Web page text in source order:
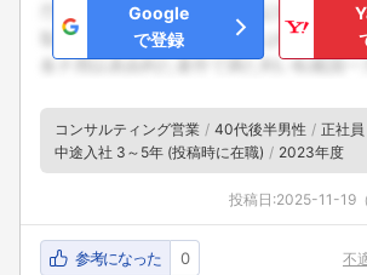
Google
で登録
コンサルティング営業 40代後半男性 正社員
中途入社 3～5年 (投稿時に在職)
2023年度
投稿日:2025-11-19
参考になった 0 不